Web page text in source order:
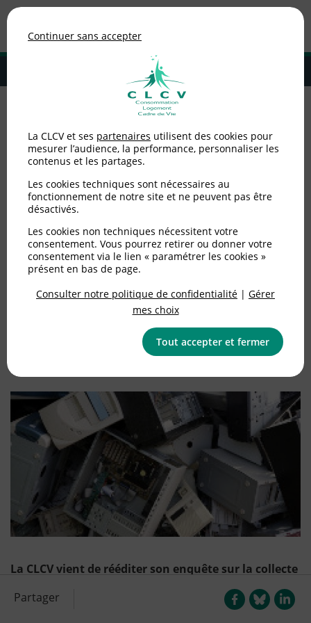
MENU
Adhérer à la CLCV
Recyclage des appareils électriques et électroniques : Les distributeurs
doivent faire plus [ 18.05.2010 ]
Recyclage des appareils
électriques et
électroniques : Les
distributeurs doivent
faire plus [ 18.05.2010 ]
(mis à jour le12/07/2012
La CLCV vient de rééditer son enquête sur la collecte
des DEEE ménagers (déchets d’équipements
électrique et électroniques). Rappelons que lors de
Partager
Continuer sans accepter
La CLCV et ses partenaires utilisent des cookies pour
mesurer l’audience, la performance, personnaliser les
contenus et les partages.
Les cookies techniques sont nécessaires au
fonctionnement de notre site et ne peuvent pas être
désactivés.
Les cookies non techniques nécessitent votre
consentement. Vous pourrez retirer ou donner votre
consentement via le lien « paramétrer les cookies »
présent en bas de page.
Consulter notre politique de confidentialité | Gérer
mes choix
Tout accepter et fermer